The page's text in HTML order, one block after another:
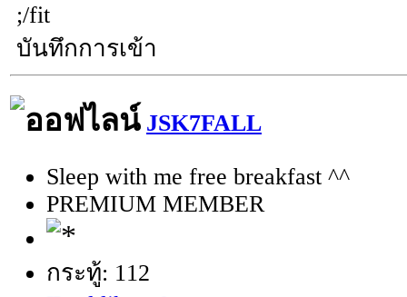
;/fit
บันทึกการเข้า
JSK7FALL
Sleep with me free breakfast ^^
PREMIUM MEMBER
กระทู้: 112